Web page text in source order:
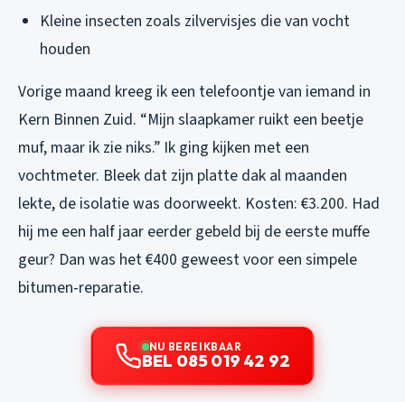
Kleine insecten zoals zilvervisjes die van vocht
houden
Vorige maand kreeg ik een telefoontje van iemand in
Kern Binnen Zuid. “Mijn slaapkamer ruikt een beetje
muf, maar ik zie niks.” Ik ging kijken met een
vochtmeter. Bleek dat zijn platte dak al maanden
lekte, de isolatie was doorweekt. Kosten: €3.200. Had
hij me een half jaar eerder gebeld bij de eerste muffe
geur? Dan was het €400 geweest voor een simpele
bitumen-reparatie.
NU BEREIKBAAR
BEL 085 019 42 92